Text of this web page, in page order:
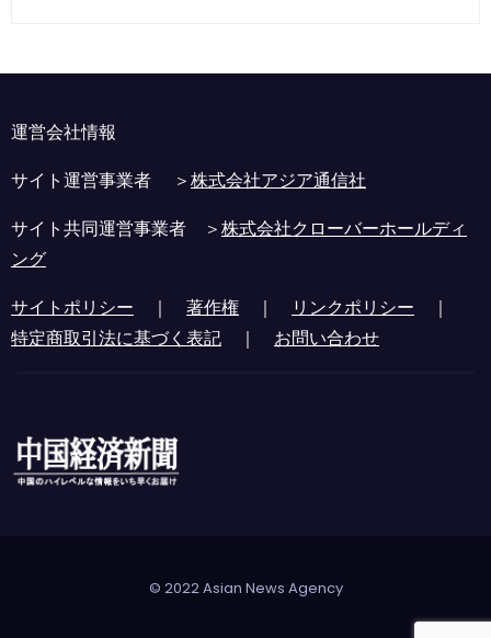
運営会社情報
サイト運営事業者 ＞株式会社アジア通信社
サイト共同運営事業者 ＞株式会社クローバーホールディ
ング
サイトポリシー ｜ 著作権 ｜ リンクポリシー ｜
特定商取引法に基づく表記 ｜ お問い合わせ
© 2022 Asian News Agency